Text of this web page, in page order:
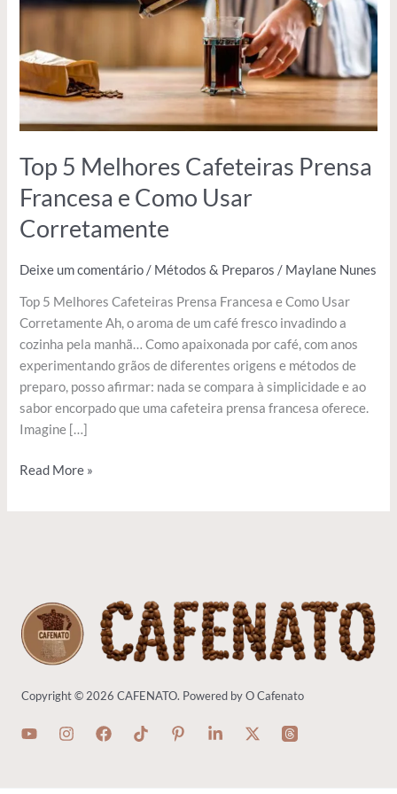
Top 5 Melhores Cafeteiras Prensa
Francesa e Como Usar
Corretamente
Deixe um comentário / Métodos & Preparos / Maylane Nunes
Top 5 Melhores Cafeteiras Prensa Francesa e Como Usar
Corretamente Ah, o aroma de um café fresco invadindo a
cozinha pela manhã… Como apaixonada por café, com anos
experimentando grãos de diferentes origens e métodos de
preparo, posso afirmar: nada se compara à simplicidade e ao
sabor encorpado que uma cafeteira prensa francesa oferece.
Imagine […]
Francesa
Como
Usar
Corretamente
Read More »
Copyright © 2026 CAFENATO. Powered by O Cafenato